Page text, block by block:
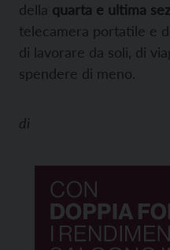
della quarta e ultima
telecamera portatile e
di lavorare da soli, di
spendere di meno.
di